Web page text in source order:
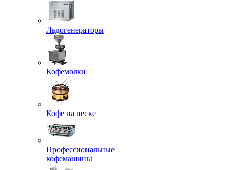
Льдогенераторы
Кофемолки
Кофе на песке
Профессиональные
кофемашины